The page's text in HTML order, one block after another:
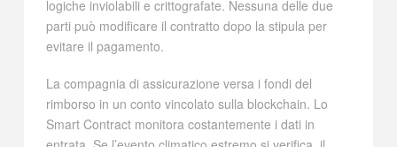
logiche inviolabili e crittografate. Nessuna delle due
parti può modificare il contratto dopo la stipula per
evitare il pagamento.
La compagnia di assicurazione versa i fondi del
rimborso in un conto vincolato sulla blockchain. Lo
Smart Contract monitora costantemente i dati in